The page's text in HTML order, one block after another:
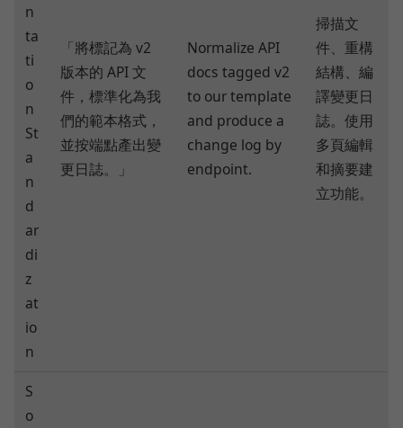
n
ta
ti
o
n
St
a
n
d
ar
di
z
at
io
n
「將標記為 v2
版本的 API 文
件，標準化為我
們的範本格式，
並按端點產出變
更日誌。」
Normalize API
docs tagged v2
to our template
and produce a
change log by
endpoint.
掃描文
件、重構
結構、編
譯變更日
誌。使用
多頁編輯
和摘要建
立功能。
S
o